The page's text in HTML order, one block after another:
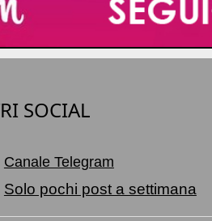
SOCIAL
Canale Telegram
Solo pochi post a settimana